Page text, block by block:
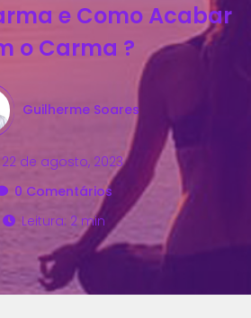
e Como Acabar
o Carma ?
Guilherme Soares
22 de agosto, 2023
0 Comentários
Leitura: 2 min